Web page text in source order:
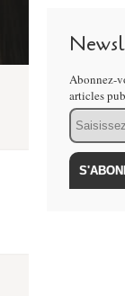
Abonnez-
articles
Email